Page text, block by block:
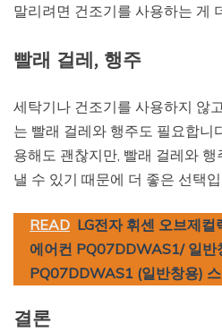
말리려면 건조기를 사용하는 게
빨래 걸레, 행주
세탁기나 건조기를 사용하지 않
는 빨래 걸레와 행주도 필요합니
용해도 괜찮지만, 빨래 걸레와
낼 수 있기 때문에 더 좋은 선택입
READ LG전자 휘센 오브제컬
에어컨 PQ07DDWAS1/ 일반
PQ07DDWAS1 (일반창용)
결론